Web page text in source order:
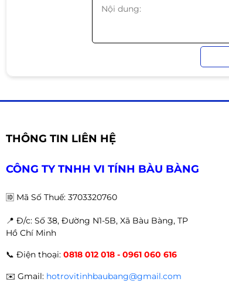
THÔNG TIN LIÊN HỆ
CÔNG TY TNHH VI TÍNH BÀU BÀNG
🆔 Mã Số Thuế: 3703320760
📍 Đ/c: Số 38, Đường N1-5B, Xã Bàu Bàng, TP
Hồ Chí Minh
📞 Điện thoại: 0818 012 018 - 0961 060 616
✉️ Gmail: hotrovitinhbaubang@gmail.com